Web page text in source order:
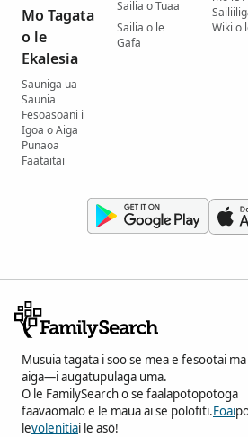
Mo Tagata
o le
Ekalesia
Sauniga ua
Saunia
Fesoasoani i
Igoa o Aiga
Punaoa
Faataitai
Sailia o Tuaa
Sailia o le
Gafa
Wiki o
Musuia tagata i soo se mea e fesootai
aiga—i augatupulaga uma.
O le FamilySearch o se faalapotopotoga
faavaomalo e le maua ai se polofiti.Foai
levolenitiai le asō!